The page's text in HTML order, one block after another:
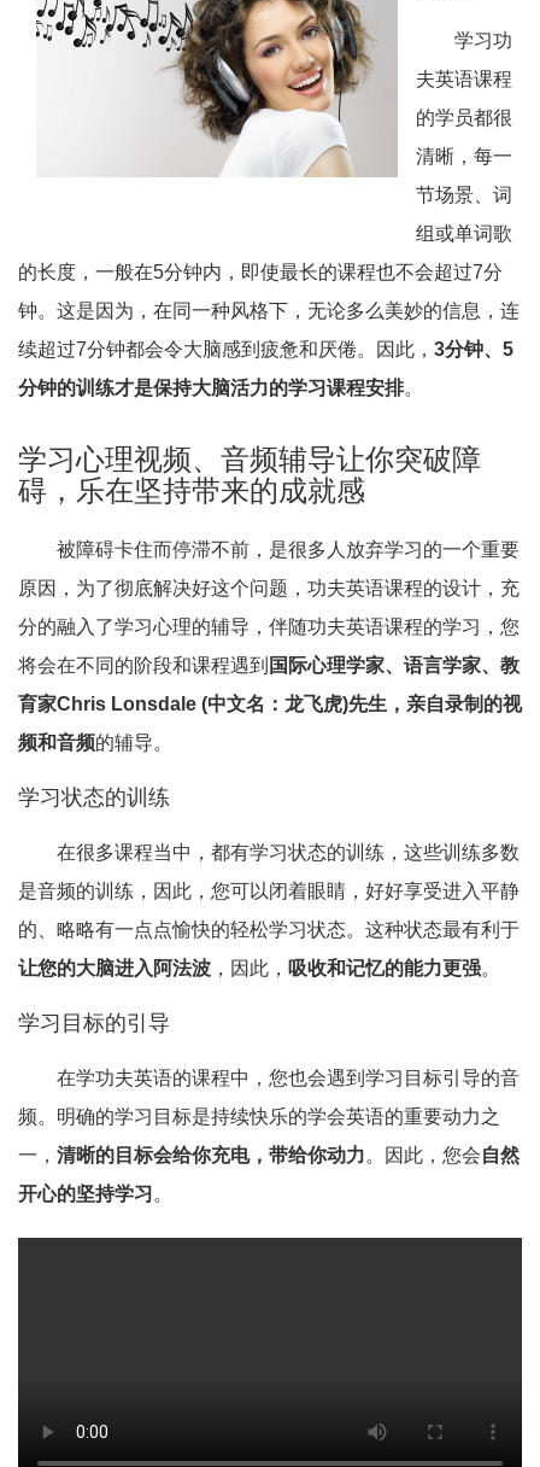
学习功
夫英语课程
的学员都很
清晰，每一
节场景、词
组或单词歌
的长度，一般在5分钟内，即使最长的课程也不会超过7分
钟。这是因为，在同一种风格下，无论多么美妙的信息，连
续超过7分钟都会令大脑感到疲惫和厌倦。因此， 3分钟、5
分钟的训练才是保持大脑活力的学习课程安排。
学习心理视频、音频辅导让你突破障
碍，乐在坚持带来的成就感
被障碍卡住而停滞不前，是很多人放弃学习的一个重要
原因，为了彻底解决好这个问题，功夫英语课程的设计，充
分的融入了学习心理的辅导，伴随功夫英语课程的学习，您
将会在不同的阶段和课程遇到 国际心理学家、语言学家、教
育家Chris Lonsdale (中文名：龙飞虎)先生，亲自录制的视
频和音频的辅导。
学习状态的训练
在很多课程当中，都有学习状态的训练，这些训练多数
是音频的训练，因此，您可以闭着眼睛，好好享受进入平静
的、略略有一点点愉快的轻松学习状态。这种状态最有利于
让您的大脑进入阿法波 ，因此， 吸收和记忆的能力更强。
学习目标的引导
在学功夫英语的课程中，您也会遇到学习目标引导的音
频。明确的学习目标是持续快乐的学会英语的重要动力之
一， 清晰的目标会给你充电，带给你动力。因此，您会自然
开心的坚持学习 。